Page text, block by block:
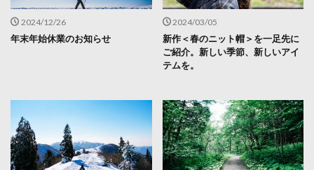
2024/12/26
年末年始休業のお知らせ
2024/03/05
新作＜春のニット帽＞を一足先に
ご紹介。新しい季節、新しいアイ
テムを。